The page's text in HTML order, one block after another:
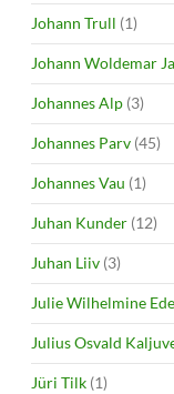
Johann Trull (1)
Johann Woldemar
Johannes Alp (3)
Johannes Parv (45)
Johannes Vau (1)
Juhan Kunder (12)
Juhan Liiv (3)
Julie Wilhelmine
Julius Osvald
Jüri Tilk (1)